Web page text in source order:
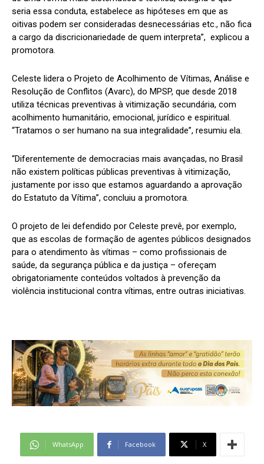
seria essa conduta, estabelece as hipóteses em que as
oitivas podem ser consideradas desnecessárias etc., não fica
a cargo da discricionariedade de quem interpreta”, explicou a
promotora.
Celeste lidera o Projeto de Acolhimento de Vítimas, Análise e
Resolução de Conflitos (Avarc), do MPSP, que desde 2018
utiliza técnicas preventivas à vitimização secundária, com
acolhimento humanitário, emocional, jurídico e espiritual.
“Tratamos o ser humano na sua integralidade”, resumiu ela.
“Diferentemente de democracias mais avançadas, no Brasil
não existem políticas públicas preventivas à vitimização,
justamente por isso que estamos aguardando a aprovação
do Estatuto da Vítima”, concluiu a promotora.
O projeto de lei defendido por Celeste prevê, por exemplo,
que as escolas de formação de agentes públicos designados
para o atendimento às vítimas – como profissionais de
saúde, da segurança pública e da justiça – ofereçam
obrigatoriamente conteúdos voltados à prevenção da
violência institucional contra vítimas, entre outras iniciativas.
WhatsApp Facebook X